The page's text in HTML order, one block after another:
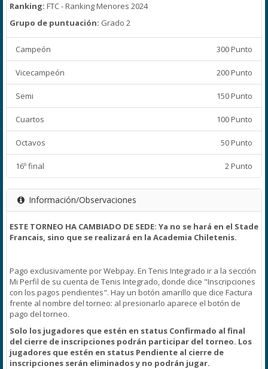
Ranking: FTC - Ranking Menores 2024
Grupo de puntuación: Grado 2
Campeón 300 Punto
Vicecampeón 200 Punto
Semi 150 Punto
Cuartos 100 Punto
Octavos 50 Punto
16º final 2 Punto
Información/Observaciones
ESTE TORNEO HA CAMBIADO DE SEDE: Ya no se hará en el Stade
Francais, sino que se realizará en la Academia Chiletenis.
Pago exclusivamente por Webpay. En Tenis Integrado ir a la sección
Mi Perfil de su cuenta de Tenis Integrado, donde dice "Inscripciones
con los pagos pendientes". Hay un botón amarillo que dice Factura
frente al nombre del torneo: al presionarlo aparece el botón de
pago del torneo.
Solo los jugadores que estén en status Confirmado al final
del cierre de inscripciones podrán participar del torneo. Los
jugadores que estén en status Pendiente al cierre de
inscripciones serán eliminados y no podrán jugar.